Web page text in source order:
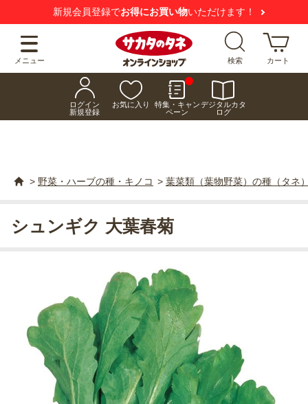
新規会員登録でお得にお買い物いただけます！
メニュー 検索 カート
ログイン
新規登録
お気に入り
特集・キャン
ペーン
デジタルカタ
ログ
> 野菜・ハーブの種・キノコ > 葉菜類（葉物野菜）の種（タネ
シュンギク 大葉春菊